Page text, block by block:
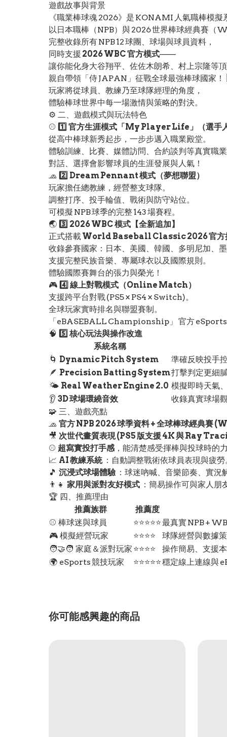
遊戲故事與背景
《職業棒球魂 2026》是 KONAMI 人氣職棒模
以日本職棒（NPB）與 2026 世界棒球經典賽（
完整收錄所有 NPB 12 球團、球場與球員資料，
同時支援 2026 WBC 官方模式——
讓你能化身大谷翔平、佐佐木朗希、村上宗隆等
親自帶領「侍 JAPAN」征戰全球最強棒球國家
玩家將從球員、教練乃至球隊經理的角度，
體驗棒球世界中每一場激情與策略的對決。
⚙️ 二、遊戲模式與玩法特色
⚾ 1️⃣ 官方生涯模式「My Player Life」（選手
從高中棒球新秀起步，一步步邁入職業殿堂。
體驗訓練、比賽、媒體訪問、合約談判等真實職
對話、選擇會影響球員的生涯發展與人氣！
🧢 2️⃣ Dream Pennant 模式（夢想聯盟）
玩家擔任總教練，經營整支球隊。
調整打序、投手輪值、戰術與防守站位。
可模擬 NPB 球季的完整 143 場賽程。
🌏 3️⃣ 2026 WBC 模式【全新追加】
正式搭載World Baseball Classic 2026 官方
收錄參賽國家：日本、美國、韓國、多明尼加、
支援完整民族音樂、專屬球衣以及國際規則。
體驗國際賽舞台的張力與榮光！
🎮 4️⃣ 線上對戰模式（Online Match）
支援跨平台對戰 (PS5 × PS4 × Switch)。
全球玩家實時排名與聯盟賽制。
「eBASEBALL Championship」 官方 eSports
🧠 5️⃣ 核心玩法與操作改進
系統名稱
🌀 Dynamic Pitch System
準確反映投手
🪶 Precision Batting System打擊判定更細
🌤️ Real Weather Engine 2.0 模擬即時天氣
👂 3D 球場環繞音效
收錄真實球場
🧩 三、遊戲亮點
🧢 官方 NPB 2026 球季資料 + 全球棒球經典賽
🎥 次世代畫質表現 (PS5 版支援 4K 與 Ray
⚾ 超寫實投打手感，能清楚感受揮棒與投球時的
📈 AI 教練系統：自動調整戰術依球員表現與疲勞
🎵 沉浸式球場體驗 ：球迷吶喊、音樂節奏、實況
👨‍👧 家用與派對友好模式 ：簡易操作可與家人朋
🏆 四、推薦理由
推薦族群
推薦度
⚾ 棒球迷與球員
⭐⭐⭐⭐⭐最真實 NPB +
🎮 模擬經營玩家
⭐⭐⭐⭐
球隊經營與數據
🧑‍🤝‍🧑 家庭＆派對玩家 ⭐⭐⭐⭐
操作簡易、支援
🌍 eSports 競技玩家
⭐⭐⭐⭐⭐穩定線上連線與
你可能感興趣的商品